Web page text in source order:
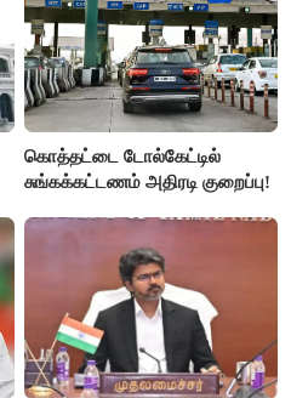
கொத்தட்டை டோல்கேட்டில்
சுங்கக்கட்டணம் அதிரடி குறைப்பு!